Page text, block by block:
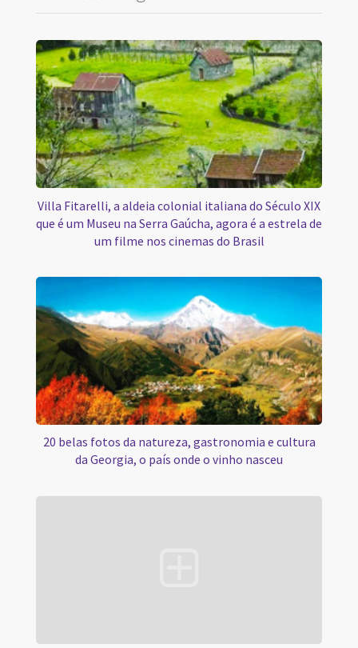
Villa Fitarelli, a aldeia colonial italiana do Século XIX
que é um Museu na Serra Gaúcha, agora é a estrela de
um filme nos cinemas do Brasil
20 belas fotos da natureza, gastronomia e cultura
da Georgia, o país onde o vinho nasceu